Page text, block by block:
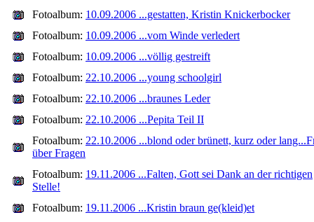
Fotoalbum: 10.09.2006 ...gestatten, Kristin Knickerbocker
Fotoalbum: 10.09.2006 ...vom Winde verledert
Fotoalbum: 10.09.2006 ...völlig gestreift
Fotoalbum: 22.10.2006 ...young schoolgirl
Fotoalbum: 22.10.2006 ...braunes Leder
Fotoalbum: 22.10.2006 ...Pepita Teil II
Fotoalbum: 22.10.2006 ...blond oder brünett, kurz oder
über Fragen
Fotoalbum: 19.11.2006 ...Falten, Gott sei Dank an der richtigen
Stelle!
Fotoalbum: 19.11.2006 ...Kristin braun ge(kleid)et